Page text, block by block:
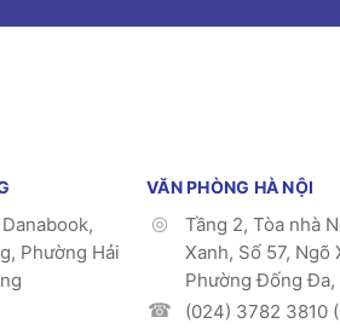
Phường Hải
VĂN PHÒNG HÀ NỘI
Tầng 2, Tòa nhà
Xanh, Số 57, Ngõ
Phường Đống Đa,
(024) 3782 3810